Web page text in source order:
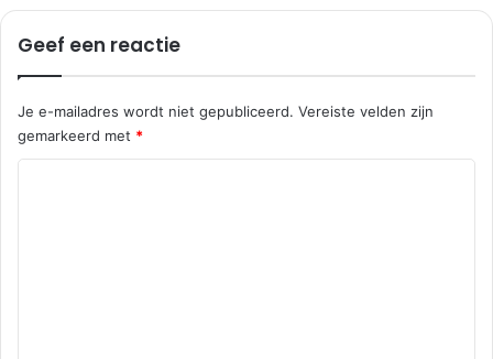
Geef een reactie
Je e-mailadres wordt niet gepubliceerd. Vereiste velden zijn
gemarkeerd met *